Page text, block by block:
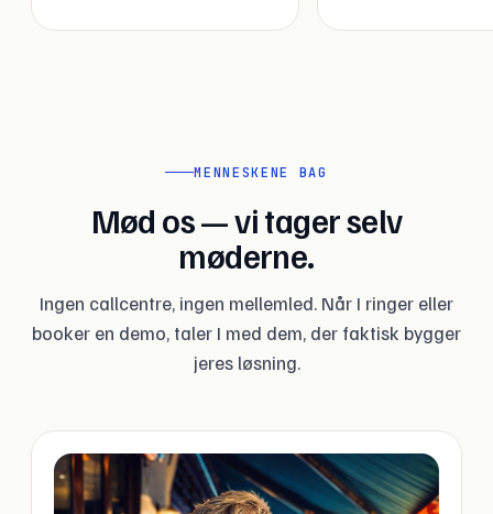
MENNESKENE BAG
Mød os — vi tager selv
møderne.
Ingen callcentre, ingen mellemled. Når I ringer eller
booker en demo, taler I med dem, der faktisk bygger
jeres løsning.